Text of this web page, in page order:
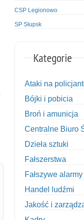
CSP Legionowo
SP Słupsk
Kategorie
Ataki na
Bójki i pobicia
Broń i amunicja
Centralne Biuro
Dzieła sztuki
Fałszerstwa
Fałszywe alarmy
Handel ludźmi
Jakość i